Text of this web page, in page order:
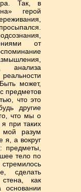
Так, в
герой
от
анализа
может,
предметов
что это
другие
что мы о
при таких
мой разум
я, а вокруг
предметы,
тело по
сделать
как